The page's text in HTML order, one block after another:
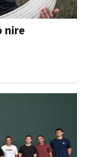
nire